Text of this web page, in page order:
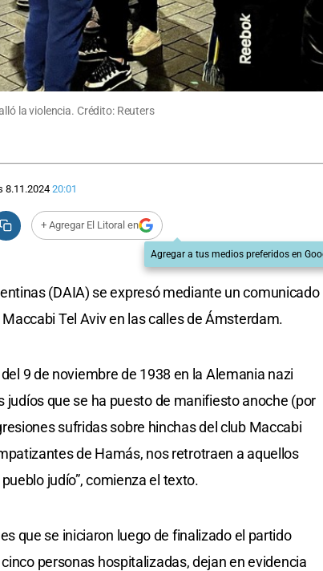
la violencia. Crédito: Reuters
8.11.2024 20:01
+ Agregar El Litoral en
Agregar a tus medios preferidos en
(DAIA) se expresó mediante un comunicado
Tel Aviv en las calles de Ámsterdam.
9 de noviembre de 1938 en la Alemania nazi
judíos que se ha puesto de manifiesto anoche (por
sufridas sobre hinchas del club Maccabi
de Hamás, nos retrotraen a aquellos
judío”, comienza el texto.
que se iniciaron luego de finalizado el partido
personas hospitalizadas, dejan en evidencia